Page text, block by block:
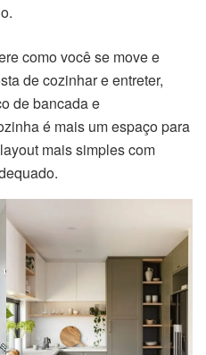
como você se move e
de cozinhar e entreter,
de bancada e
é mais um espaço para
mais simples com